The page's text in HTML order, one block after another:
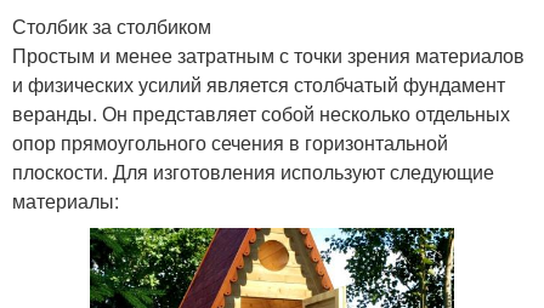
Столбик за столбиком
Простым и менее затратным с точки зрения материалов
и физических усилий является столбчатый фундамент
веранды. Он представляет собой несколько отдельных
опор прямоугольного сечения в горизонтальной
плоскости. Для изготовления используют следующие
материалы: